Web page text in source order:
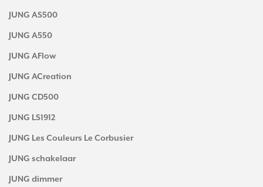
JUNG AS500
JUNG A550
JUNG AFlow
JUNG ACreation
JUNG CD500
JUNG LS1912
JUNG Les Couleurs Le Corbusier
JUNG schakelaar
JUNG dimmer